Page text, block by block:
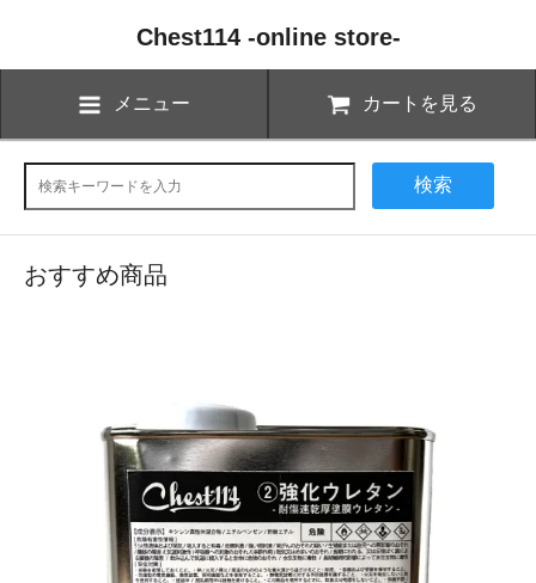
Chest114 -online store-
メニュー カートを見る
検索
おすすめ商品